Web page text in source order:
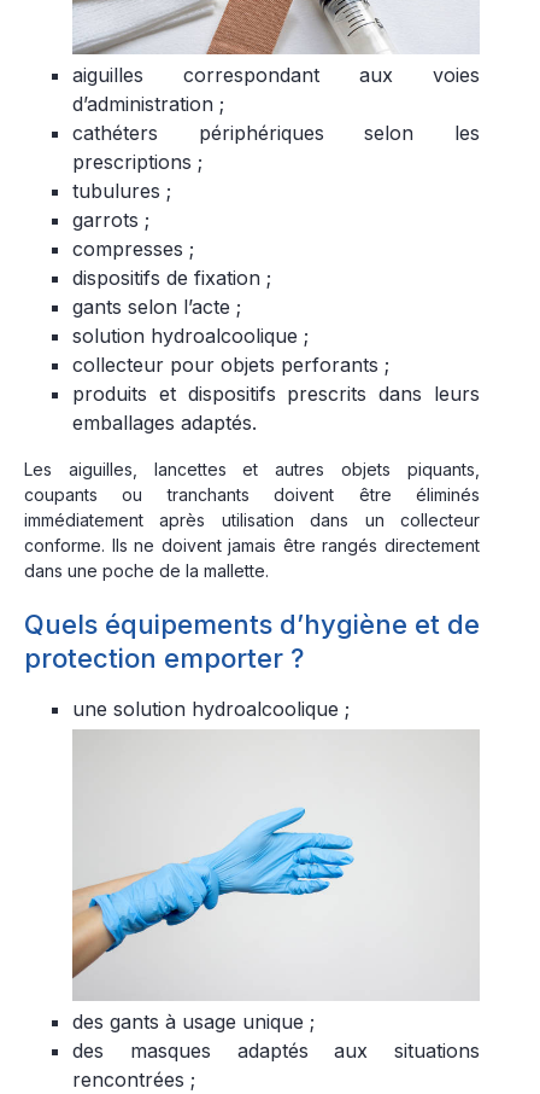
aiguilles correspondant aux voies
d’administration ;
cathéters périphériques selon les
prescriptions ;
tubulures ;
garrots ;
compresses ;
dispositifs de fixation ;
gants selon l’acte ;
solution hydroalcoolique ;
collecteur pour objets perforants ;
produits et dispositifs prescrits dans leurs
emballages adaptés.
Les aiguilles, lancettes et autres objets piquants,
coupants ou tranchants doivent être éliminés
immédiatement après utilisation dans un collecteur
conforme. Ils ne doivent jamais être rangés directement
dans une poche de la mallette.
Quels équipements d’hygiène et de
protection emporter ?
une solution hydroalcoolique ;
des gants à usage unique ;
des masques adaptés aux situations
rencontrées ;